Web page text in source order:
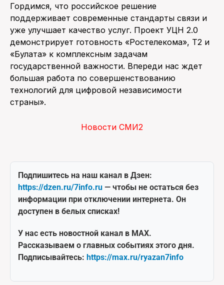
Гордимся, что российское решение
поддерживает современные стандарты связи и
уже улучшает качество услуг. Проект УЦН 2.0
демонстрирует готовность «Ростелекома», Т2 и
«Булата» к комплексным задачам
государственной важности. Впереди нас ждет
большая работа по совершенствованию
технологий для цифровой независимости
страны».
Новости СМИ2
Подпишитесь на наш канал в Дзен:
https://dzen.ru/7info.ru — чтобы не остаться без
информации при отключении интернета. Он
доступен в белых списках!
У нас есть новостной канал в MAX.
Рассказываем о главных событиях этого дня.
Подписывайтесь: https://max.ru/ryazan7info